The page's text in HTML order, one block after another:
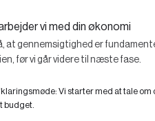
vi med din økonomi
at gennemsigtighed er
før vi går videre til næste fase.
Vi starter med at tale
budget.